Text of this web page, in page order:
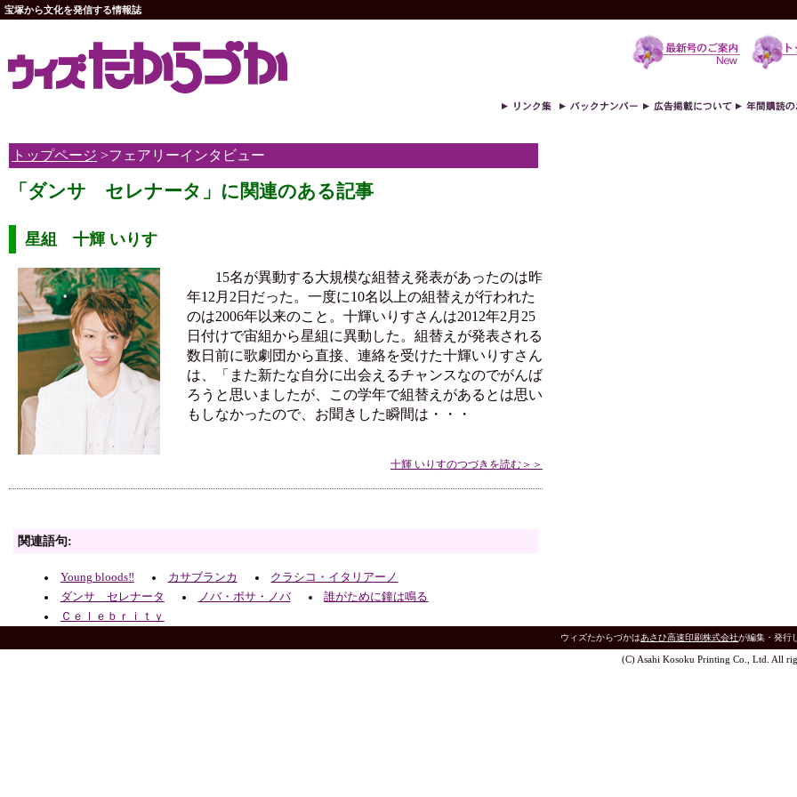
宝塚から文化を発信する情報誌
トップページ >フェアリーインタビュー
「ダンサ セレナータ」に関連のある記事
星組 十輝 いりす
15名が異動する大規模な組替え発表があったのは昨
年12月2日だった。一度に10名以上の組替えが行われた
のは2006年以来のこと。十輝いりすさんは2012年2月25
日付けで宙組から星組に異動した。組替えが発表される
数日前に歌劇団から直接、連絡を受けた十輝いりすさん
は、「また新たな自分に出会えるチャンスなのでがんば
ろうと思いましたが、この学年で組替えがあるとは思い
もしなかったので、お聞きした瞬間は・・・
十輝 いりすのつづきを読む＞＞
関連語句:
Young bloods‼ カサブランカ
クラシコ・イタリアーノ
ダンサ セレナータ
ノバ・ボサ・ノバ
誰がために鐘は鳴る
Ｃｅｌｅｂｒｉｔｙ
ウィズたからづかはあさひ高速印刷株式会社が編集・発行
(C) Asahi Kosoku Printing Co., Ltd. All